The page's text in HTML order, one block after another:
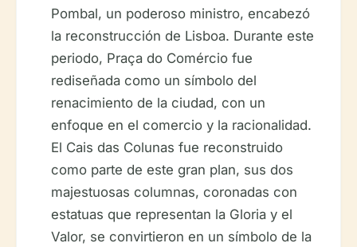
Pombal, un poderoso ministro, encabezó
la reconstrucción de Lisboa. Durante este
periodo, Praça do Comércio fue
rediseñada como un símbolo del
renacimiento de la ciudad, con un
enfoque en el comercio y la racionalidad.
El Cais das Colunas fue reconstruido
como parte de este gran plan, sus dos
majestuosas columnas, coronadas con
estatuas que representan la Gloria y el
Valor, se convirtieron en un símbolo de la